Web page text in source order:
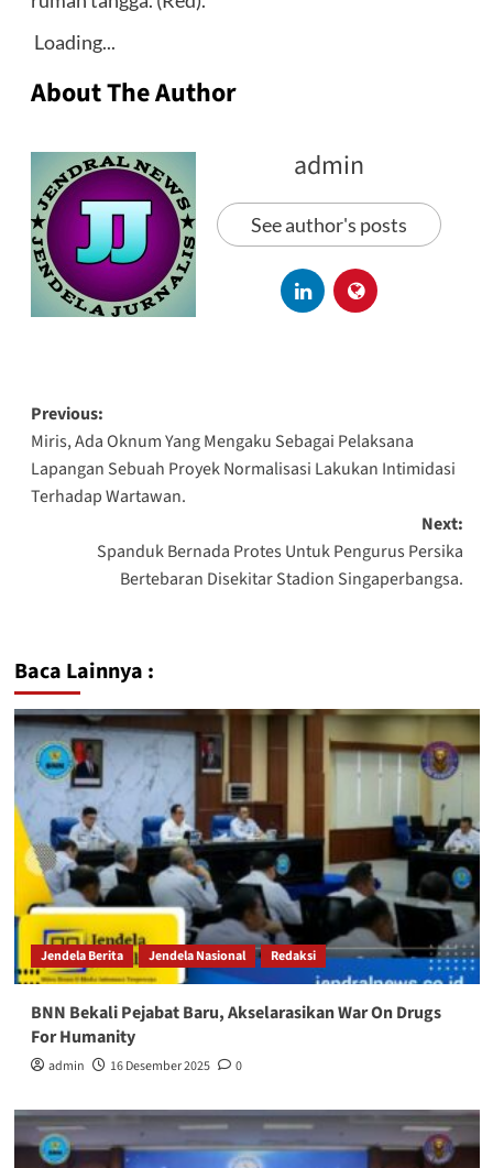
Loading...
About The Author
admin
See author's posts
Previous:
Miris, Ada Oknum Yang Mengaku Sebagai Pelaksana
Lapangan Sebuah Proyek Normalisasi Lakukan Intimidasi
Terhadap Wartawan.
Next:
Spanduk Bernada Protes Untuk Pengurus Persika
Bertebaran Disekitar Stadion Singaperbangsa.
Baca Lainnya :
Jendela Berita Jendela Nasional Redaksi
BNN Bekali Pejabat Baru, Akselarasikan War On Drugs
For Humanity
admin 16 Desember 2025 0